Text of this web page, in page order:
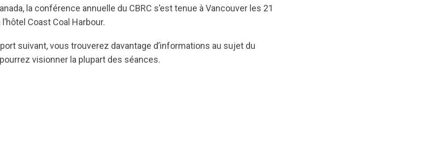
la conférence annuelle du CBRC s’est tenue à Vancouver les 21
Coast Coal Harbour.
suivant, vous trouverez davantage d’informations au sujet du
visionner la plupart des séances.